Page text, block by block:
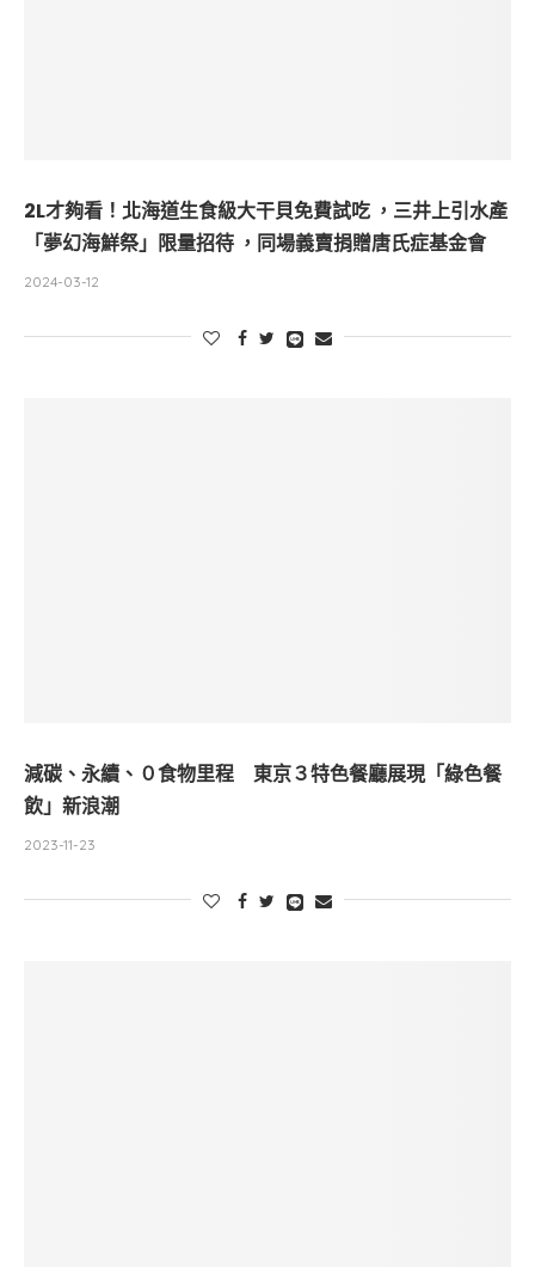
2L才夠看！北海道生食級大干貝免費試吃 ，三井上引水產
「夢幻海鮮祭」限量招待 ，同場義賣捐贈唐氏症基金會
2024-03-12
減碳、永續、０食物里程 東京３特色餐廳展現「綠色餐
飲」新浪潮
2023-11-23